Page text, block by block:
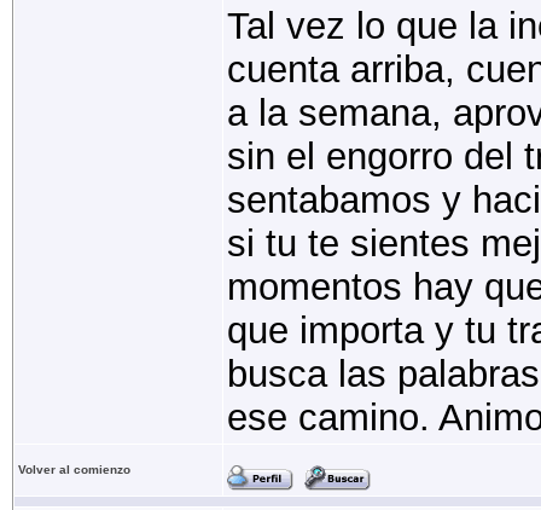
Tal vez lo que la
cuenta arriba,
a la semana,
sin el engorro del
sentabamos y
si tu te sientes
momentos hay
que importa y tu
busca las
ese camino.
Volver al comienzo